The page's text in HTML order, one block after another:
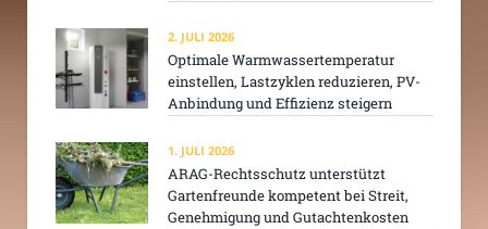
2. JULI 2026
Optimale Warmwassertemperatur
einstellen, Lastzyklen reduzieren, PV-
Anbindung und Effizienz steigern
1. JULI 2026
ARAG-Rechtsschutz unterstützt
Gartenfreunde kompetent bei Streit,
Genehmigung und Gutachtenkosten